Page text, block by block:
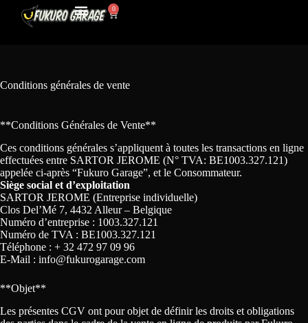
0
Conditions générales de vente
**Conditions Générales de Vente**
Ces conditions générales s’appliquent à toutes les transactions en ligne
effectuées entre SARTOR JEROME (N° TVA: BE1003.327.121)
appelée ci-après “Fukuro Garage”, et le Consommateur.
Siège social et d’exploitation
SARTOR JEROME (Entreprise individuelle)
Clos Del’Mé 7, 4432 Alleur – Belgique
Numéro d’entreprise : 1003.327.121
Numéro de TVA : BE1003.327.121
Téléphone : + 32 472 97 09 96
E-Mail : info@fukurogarage.com
**Objet**
Les présentes CGV ont pour objet de définir les droits et obligations